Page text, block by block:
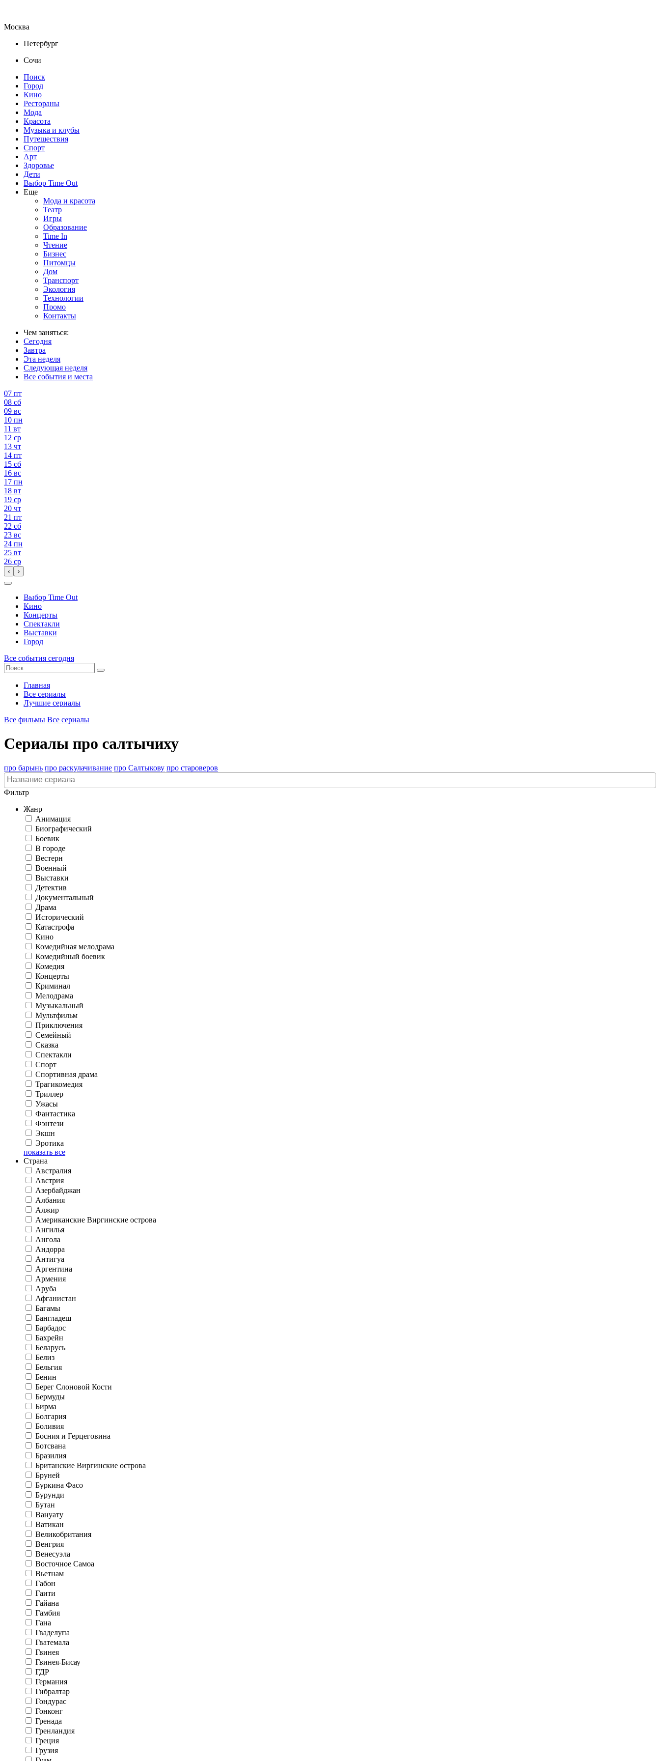
Москва
Петербург
Сочи
Поиск
Город
Кино
Рестораны
Мода
Красота
Музыка и клубы
Путешествия
Спорт
Арт
Здоровье
Дети
Выбор Time Out
Еще
Мода и красота
Театр
Игры
Образование
Time In
Чтение
Бизнес
Питомцы
Дом
Транспорт
Экология
Технологии
Промо
Контакты
Чем заняться:
Сегодня
Завтра
Эта неделя
Следующая неделя
Все события и места
07 пт
08 сб
09 вс
10 пн
11 вт
12 ср
13 чт
14 пт
15 сб
16 вс
17 пн
18 вт
19 ср
20 чт
21 пт
22 сб
23 вс
24 пн
25 вт
26 ср
‹ ›
Выбор Time Out
Кино
Концерты
Спектакли
Выставки
Город
Все события сегодня
Главная
Все сериалы
Лучшие сериалы
Все фильмы Все сериалы
Сериалы про салтычиху
про барынь про раскулачивание про Салтыкову про староверов
Фильтр
Жанр
Анимация
Биографический
Боевик
В городе
Вестерн
Военный
Выставки
Детектив
Документальный
Драма
Исторический
Катастрофа
Кино
Комедийная мелодрама
Комедийный боевик
Комедия
Концерты
Криминал
Мелодрама
Музыкальный
Мультфильм
Приключения
Семейный
Сказка
Спектакли
Спорт
Спортивная драма
Трагикомедия
Триллер
Ужасы
Фантастика
Фэнтези
Экшн
Эротика
показать все
Страна
Австралия
Австрия
Азербайджан
Албания
Алжир
Американские Виргинские острова
Ангилья
Ангола
Андорра
Антигуа
Аргентина
Армения
Аруба
Афганистан
Багамы
Бангладеш
Барбадос
Бахрейн
Беларусь
Белиз
Бельгия
Бенин
Берег Слоновой Кости
Бермуды
Бирма
Болгария
Боливия
Босния и Герцеговина
Ботсвана
Бразилия
Британские Виргинские острова
Бруней
Буркина Фасо
Бурунди
Бутан
Вануату
Ватикан
Великобритания
Венгрия
Венесуэла
Восточное Самоа
Вьетнам
Габон
Гаити
Гайана
Гамбия
Гана
Гваделупа
Гватемала
Гвинея
Гвинея-Бисау
ГДР
Германия
Гибралтар
Гондурас
Гонконг
Гренада
Гренландия
Греция
Грузия